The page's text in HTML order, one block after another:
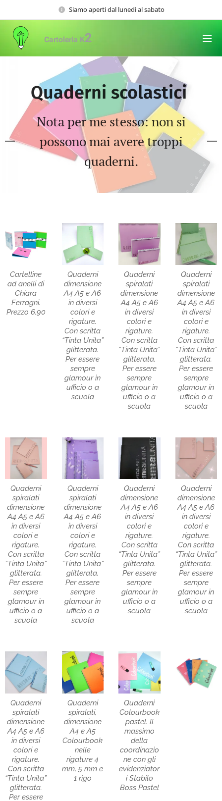
Siamo aperti dal lunedì al sabato
Cartoleria K2
Quaderni scolastici
Nota per me stesso: non si
possono mai avere troppi
quaderni.
Cartelline
ad anelli di
Chiara
Ferragni.
Prezzo 6.90
Quaderni
dimensione
A4 A5 e A6
in diversi
colori e
rigature.
Con scritta
“Tinta Unita”
glitterata.
Per essere
sempre
glamour in
ufficio o a
scuola
Quaderni
spiralati
dimensione
A4 A5 e A6
in diversi
colori e
rigature.
Con scritta
“Tinta Unita”
glitterata.
Per essere
sempre
glamour in
ufficio o a
scuola
Quaderni
spiralati
dimensione
A4 A5 e A6
in diversi
colori e
rigature.
Con scritta
“Tinta Unita”
glitterata.
Per essere
sempre
glamour in
ufficio o a
scuola
Quaderni
spiralati
dimensione
A4 A5 e A6
in diversi
colori e
rigature.
Con scritta
“Tinta Unita”
glitterata.
Per essere
sempre
glamour in
ufficio o a
scuola
Quaderni
spiralati
dimensione
A4 A5 e A6
in diversi
colori e
rigature.
Con scritta
“Tinta Unita”
glitterata.
Per essere
sempre
glamour in
ufficio o a
scuola
Quaderni
dimensione
A4 A5 e A6
in diversi
colori e
rigature.
Con scritta
“Tinta Unita”
glitterata.
Per essere
sempre
glamour in
ufficio o a
scuola
Quaderni
dimensione
A4 A5 e A6
in diversi
colori e
rigature.
Con scritta
“Tinta Unita”
glitterata.
Per essere
sempre
glamour in
ufficio o a
scuola
Quaderni
spiralati
dimensione
A4 A5 e A6
in diversi
colori e
rigature.
Con scritta
“Tinta Unita”
glitterata.
Per essere
Quaderni
spiralati,
dimensione
A4 e A5
Colourbook
nelle
rigature 4
mm, 5 mm e
1 rigo
Quaderni
Colourbook
pastel. Il
massimo
della
coordinazio
ne con gli
evidenziator
i Stabilo
Boss Pastel